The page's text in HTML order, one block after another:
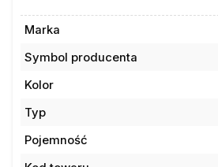
Marka
Symbol producenta
Kolor
Typ
Pojemność